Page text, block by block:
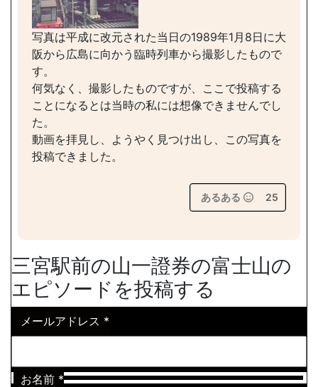
写真は平成に改元された当日の1989年1月8日に大
阪から広島に向かう臨時列車から撮影したもので
す。
何気なく、撮影したものですが、ここで投稿する
ことになるとは当時の私には想像できませんでし
た。
動画を拝見し、ようやく見つけ出し、この写真を
投稿できました。
あるある 25
三宮駅前の山一證券の富士山の
エピソードを投稿する
メールアドレス *
お名前 *